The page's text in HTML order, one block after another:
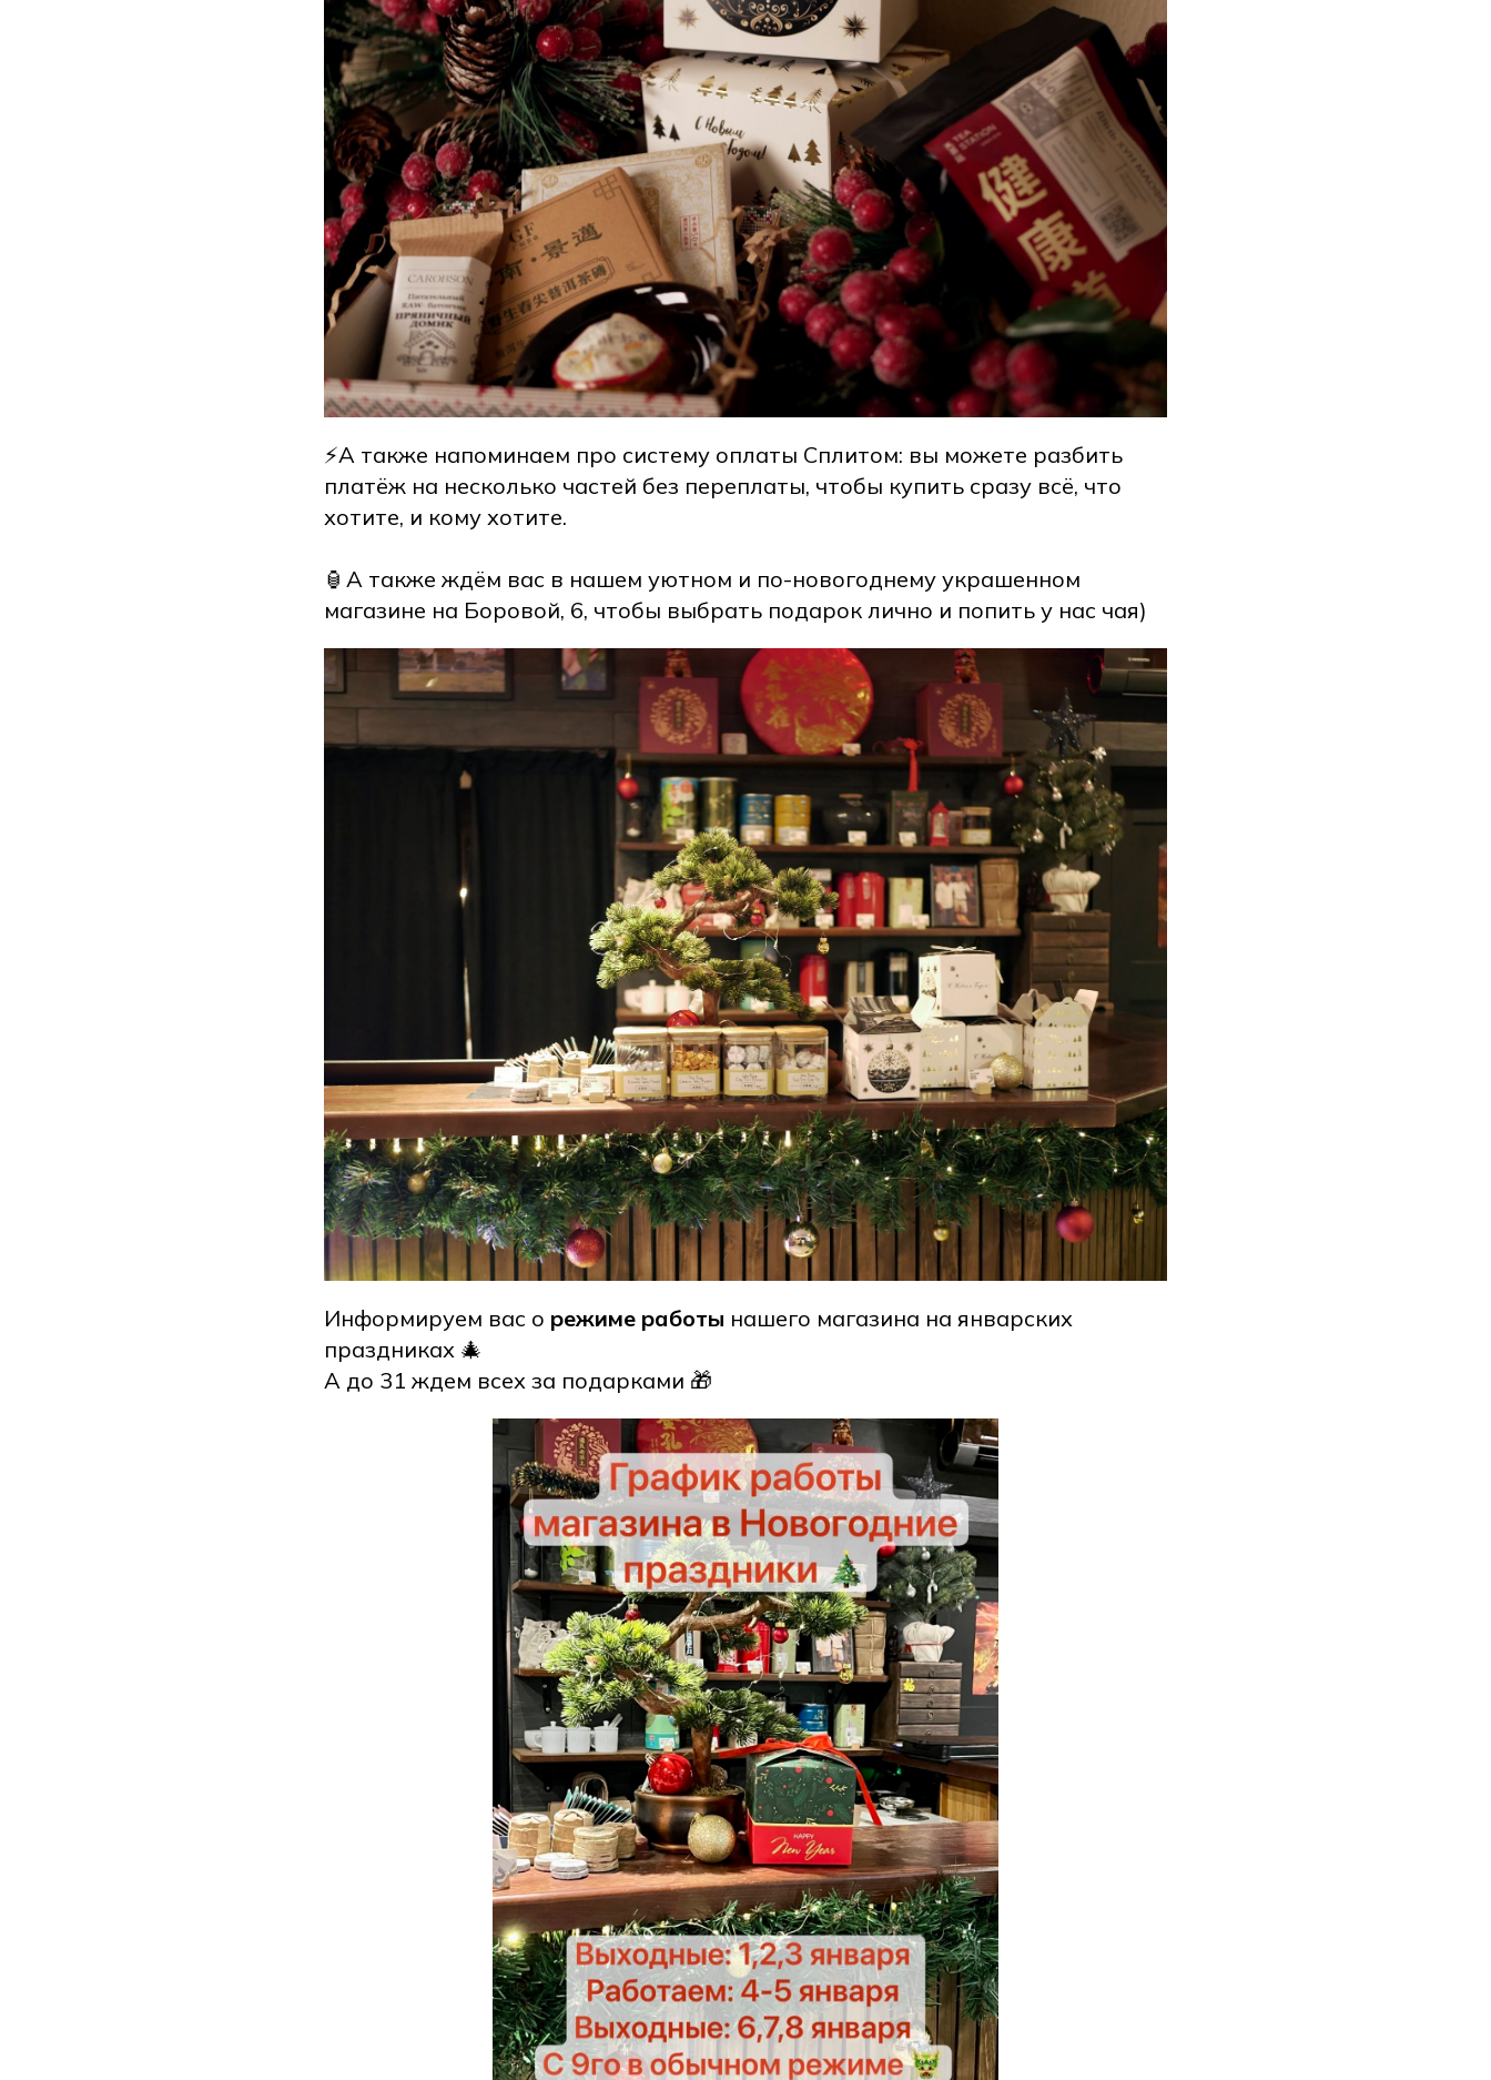
⚡️А также напоминаем про систему оплаты Сплитом: вы можете разбить
платёж на несколько частей без переплаты, чтобы купить сразу всё, что
хотите, и кому хотите.
🏮А также ждём вас в нашем уютном и по-новогоднему украшенном
магазине на Боровой, 6, чтобы выбрать подарок лично и попить у нас чая)
Информируем вас о режиме работы нашего магазина на январских
праздниках 🎄
А до 31 ждем всех за подарками 🎁